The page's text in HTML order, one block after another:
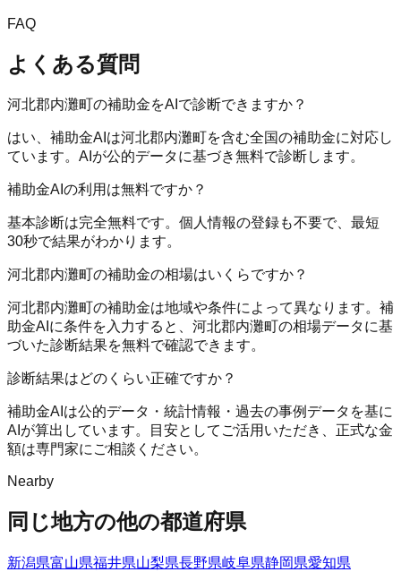
FAQ
よくある質問
河北郡内灘町の補助金をAIで診断できますか？
はい、補助金AIは河北郡内灘町を含む全国の補助金に対応し
ています。AIが公的データに基づき無料で診断します。
補助金AIの利用は無料ですか？
基本診断は完全無料です。個人情報の登録も不要で、最短
30秒で結果がわかります。
河北郡内灘町の補助金の相場はいくらですか？
河北郡内灘町の補助金は地域や条件によって異なります。補
助金AIに条件を入力すると、河北郡内灘町の相場データに基
づいた診断結果を無料で確認できます。
診断結果はどのくらい正確ですか？
補助金AIは公的データ・統計情報・過去の事例データを基に
AIが算出しています。目安としてご活用いただき、正式な金
額は専門家にご相談ください。
Nearby
同じ地方の他の都道府県
新潟県富山県福井県山梨県長野県岐阜県静岡県愛知県